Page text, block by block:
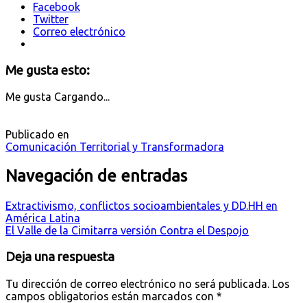
Facebook
Twitter
Correo electrónico
Me gusta esto:
Me gusta Cargando...
Publicado en
Comunicación Territorial y Transformadora
Navegación de entradas
Extractivismo, conflictos socioambientales y DD.HH en
América Latina
El Valle de la Cimitarra versión Contra el Despojo
Deja una respuesta
Tu dirección de correo electrónico no será publicada. Los
campos obligatorios están marcados con *